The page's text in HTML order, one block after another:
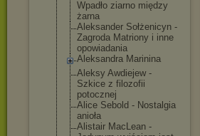
Wpadło ziarno między
żarna
Aleksander Sołżenicyn -
Zagroda Matriony i inne
opowiadania
Aleksandra Marinina
Aleksy Awdiejew -
Szkice z filozofii
potocznej
Alice Sebold - Nostalgia
anioła
Alistair MacLean -